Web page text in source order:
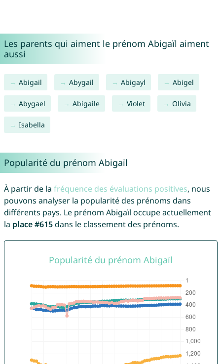
Les parents qui aiment le prénom Abigaïl aiment
aussi
Abigail Abygail Abigayl Abigel
Abygael Abigaile Violet Olivia
Isabella
Popularité du prénom Abigaïl
À partir de la fréquence des évaluations positives, nous
pouvons analyser la popularité des prénoms dans
différents pays. Le prénom Abigaïl occupe actuellement
la place #615dans le classement des prénoms.